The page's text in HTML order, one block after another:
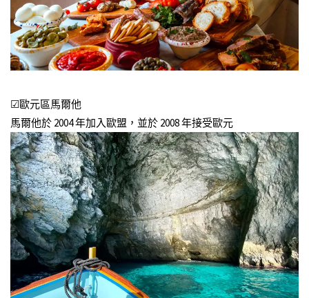
☑歐元區馬爾他
馬爾他於 2004 年加入歐盟，並於 2008 年接受歐元